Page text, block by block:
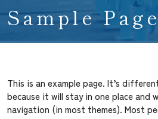
採用情報
NEWS一覧
コーポレートサイト
This is an example page. It’s
because it will stay in one place and
navigation (in most themes). Most